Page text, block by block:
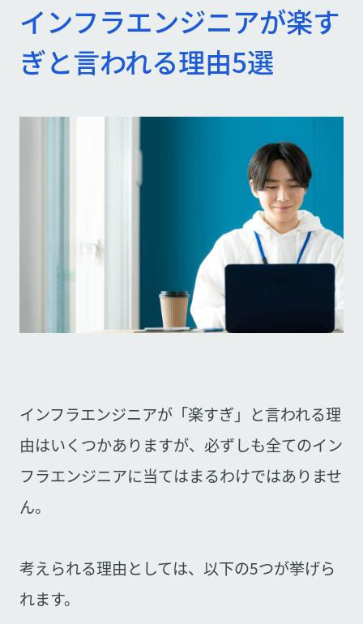
インフラエンジニアが楽す
ぎと言われる理由5選
インフラエンジニアが「楽すぎ」と言われる理
由はいくつかありますが、必ずしも全てのイン
フラエンジニアに当てはまるわけではありませ
ん。
考えられる理由としては、以下の5つが挙げら
れます。